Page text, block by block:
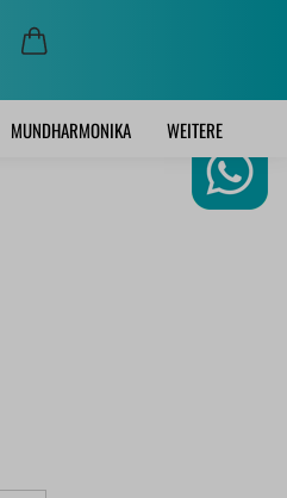
MUNDHARMONIKA WEITERE